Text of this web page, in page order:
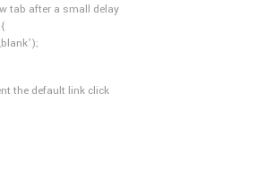
tab after a small delay
the default link click